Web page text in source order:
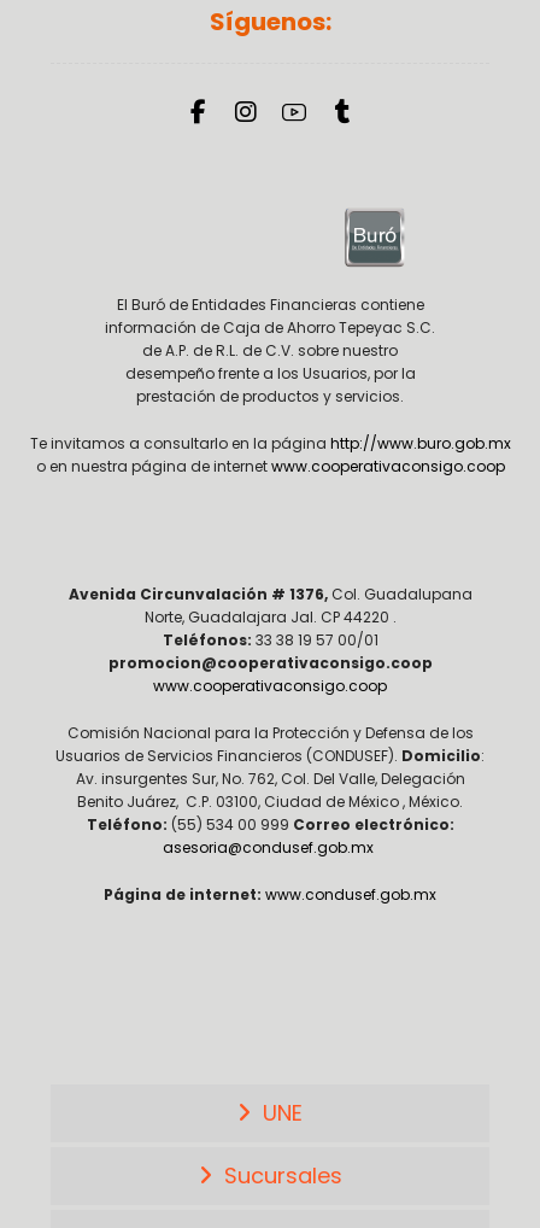
Síguenos:
El Buró de Entidades Financieras contiene
información de Caja de Ahorro Tepeyac S.C.
de A.P. de R.L. de C.V. sobre nuestro
desempeño frente a los Usuarios, por la
prestación de productos y servicios.
Te invitamos a consultarlo en la página http://www.buro.gob.mx
o en nuestra página de internetwww.cooperativaconsigo.coop
Avenida Circunvalación # 1376, Col. Guadalupana
Norte, Guadalajara Jal. CP 44220 .
Teléfonos: 33 38 19 57 00/01
promocion@cooperativaconsigo.coop
www.cooperativaconsigo.coop
Comisión Nacional para la Protección y Defensa de los
Usuarios de Servicios Financieros (CONDUSEF). Domicilio:
Av. insurgentes Sur, No. 762, Col. Del Valle, Delegación
Benito Juárez, C.P. 03100, Ciudad de México , México.
Teléfono: (55) 534 00 999 Correo electrónico:
asesoria@condusef.gob.mx
Página de internet: www.condusef.gob.mx
UNE
Sucursales